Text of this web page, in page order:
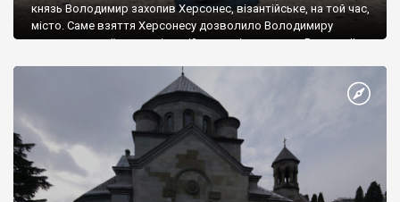
князь Володимир захопив Херсонес, візантійське, на той час,
місто. Саме взяття Херсонесу дозволило Володимиру
диктувати свої умови візантійському імператору Василю ІІ, та
Херсонесі Володимир-язичник, став Василем-християнином.
А потім було Хрещення Русі. На честь Херсонесу Таврійського